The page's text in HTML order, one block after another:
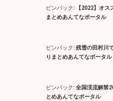
ピンバック:
【2022】オ
まとめあんてなポータル
ピンバック: 残雪の田村川
りまとめあんてなポータル
ピンバック: 全国渓流解禁
とめあんてなポータル